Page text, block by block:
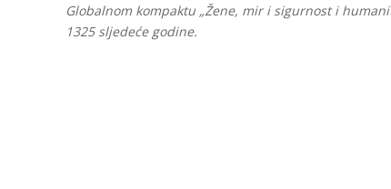
Globalnom kompaktu „Žene, mir i sigurnost i
1325 sljedeće godine.